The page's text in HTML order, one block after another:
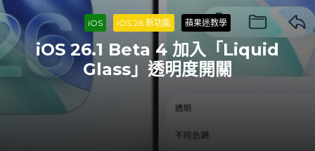
iOS iOS 26 新功能 蘋果迷教學
iOS 26.1 Beta 4 加入「Liquid
Glass」透明度開關